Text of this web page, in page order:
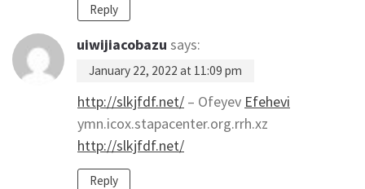
Reply
uiwijiacobazu says:
January 22, 2022 at 11:09 pm
http://slkjfdf.net/ – Ofeyev Efehevi
ymn.icox.stapacenter.org.rrh.xz
http://slkjfdf.net/
Reply